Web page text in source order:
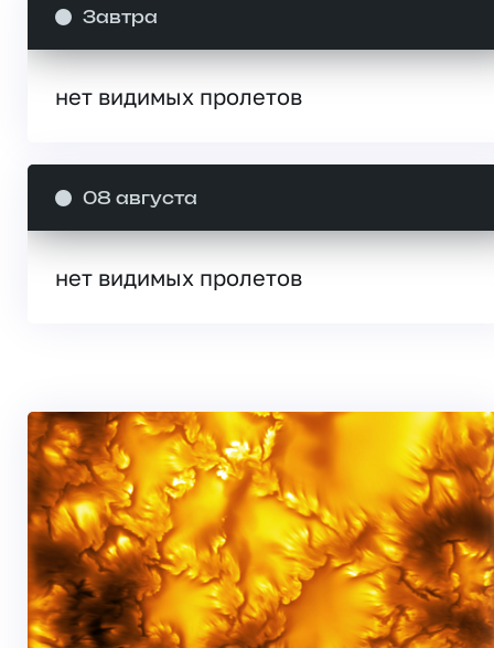
Завтра
нет видимых пролетов
08 августа
нет видимых пролетов